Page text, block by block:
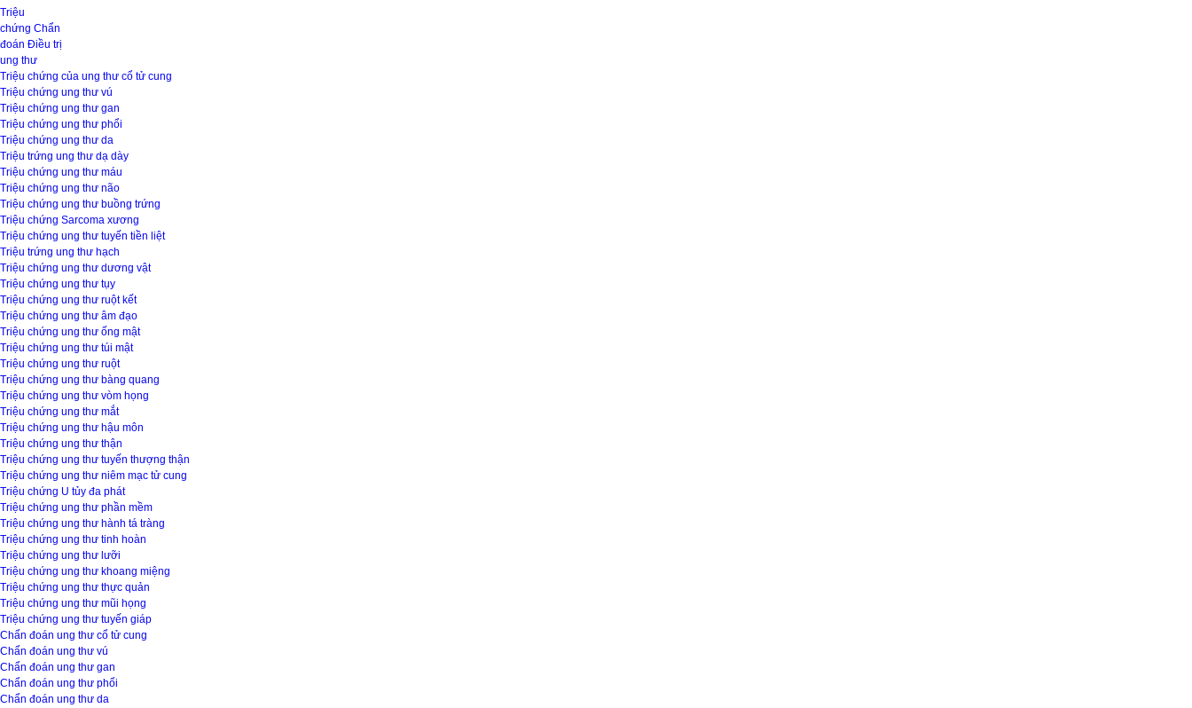
Triệu
chứng Chẩn
đoán Điều trị
ung thư
Triệu chứng của ung thư cổ tử cung
Triệu chứng ung thư vú
Triệu chứng ung thư gan
Triệu chứng ung thư phổi
Triệu chứng ung thư da
Triệu trứng ung thư dạ dày
Triệu chứng ung thư máu
Triệu chứng ung thư não
Triệu chứng ung thư buồng trứng
Triệu chứng Sarcoma xương
Triệu chứng ung thư tuyến tiền liệt
Triệu trứng ung thư hạch
Triệu chứng ung thư dương vật
Triệu chứng ung thư tụy
Triệu chứng ung thư ruột kết
Triệu chứng ung thư âm đạo
Triệu chứng ung thư ống mật
Triệu chứng ung thư túi mật
Triệu chứng ung thư ruột
Triệu chứng ung thư bàng quang
Triệu chứng ung thư vòm họng
Triệu chứng ung thư mắt
Triệu chứng ung thư hậu môn
Triệu chứng ung thư thận
Triệu chứng ung thư tuyến thượng thận
Triệu chứng ung thư niêm mạc tử cung
Triệu chứng U tủy đa phát
Triệu chứng ung thư phần mềm
Triệu chứng ung thư hành tá tràng
Triệu chứng ung thư tinh hoàn
Triệu chứng ung thư lưỡi
Triệu chứng ung thư khoang miệng
Triệu chứng ung thư thực quản
Triệu chứng ung thư mũi họng
Triệu chứng ung thư tuyến giáp
Chẩn đoán ung thư cổ tử cung
Chẩn đoán ung thư vú
Chẩn đoán ung thư gan
Chẩn đoán ung thư phổi
Chẩn đoán ung thư da